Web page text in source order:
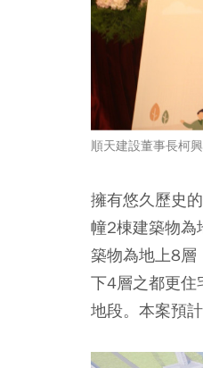
順天建設董事長柯
擁有悠久歷史
幢2棟建築物為
築物為地上8層
下4層之都更住
地段。本案預